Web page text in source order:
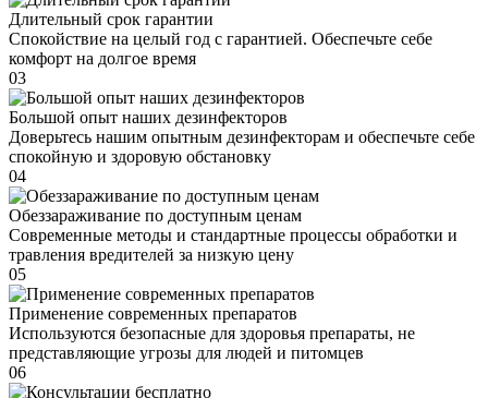
Длительный срок гарантии
Спокойствие на целый год с гарантией. Обеспечьте себе
комфорт на долгое время
03
Большой опыт наших дезинфекторов
Доверьтесь нашим опытным дезинфекторам и обеспечьте себе
спокойную и здоровую обстановку
04
Обеззараживание по доступным ценам
Современные методы и стандартные процессы обработки и
травления вредителей за низкую цену
05
Применение современных препаратов
Используются безопасные для здоровья препараты, не
представляющие угрозы для людей и питомцев
06